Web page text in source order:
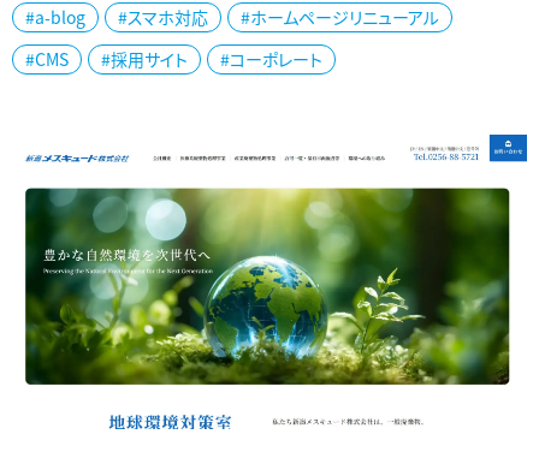
新潟県聖籠町に本社を構える 藤木サッシ株式会社様の公式ホーム
ページをリニューアル制作いたしました。 藤木サッシ様は、公共施設
を中心としたサッシや外装パネル...
#a-blog #スマホ対応
#ホームページリニューアル
#CMS
#採用サイト #コーポレート